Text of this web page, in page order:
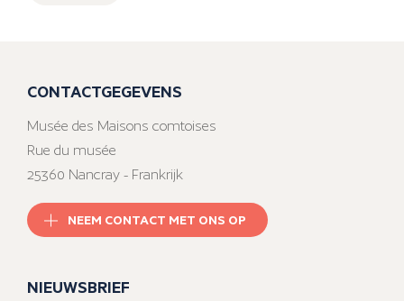
CONTACTGEGEVENS
Musée des Maisons comtoises
Rue du musée
25360 Nancray - Frankrijk
NEEM CONTACT MET ONS OP
NIEUWSBRIEF